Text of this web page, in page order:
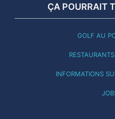
ÇA POURRAIT
GOLF AU
INFORMATIONS